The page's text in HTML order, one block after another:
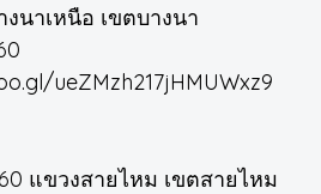
นาเหนือ เขตบางนา
ueZMzh217jHMUWxz9
แขวงสายไหม เขตสายไหม